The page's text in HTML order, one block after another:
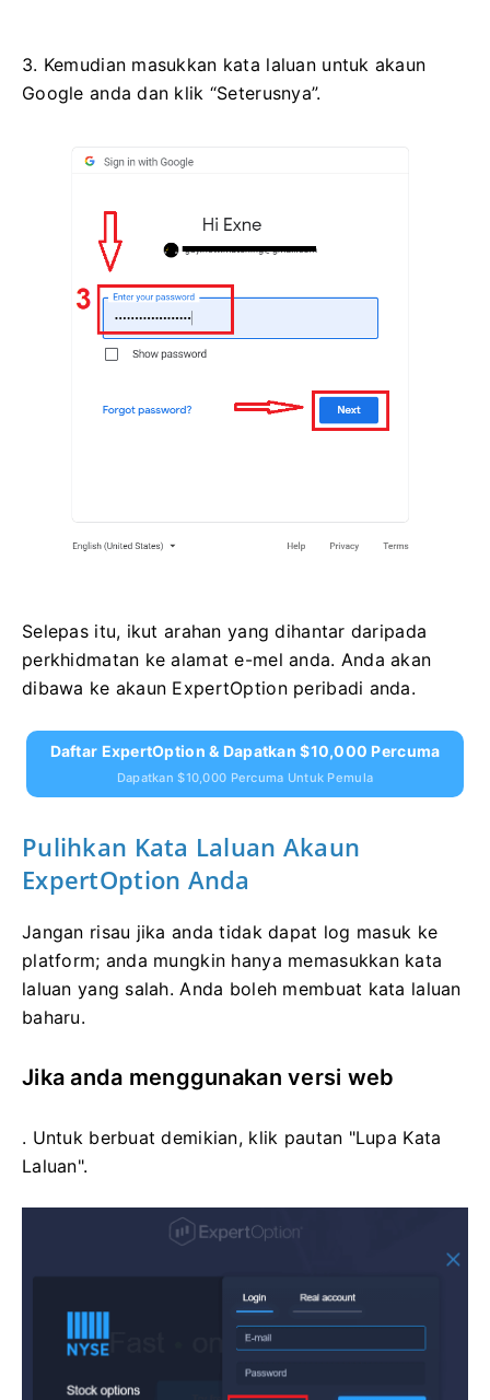
3. Kemudian masukkan kata laluan untuk akaun
Google anda dan klik “Seterusnya”.
Selepas itu, ikut arahan yang dihantar daripada
perkhidmatan ke alamat e-mel anda. Anda akan
dibawa ke akaun ExpertOption peribadi anda.
Daftar ExpertOption & Dapatkan $10,000 Percuma
Dapatkan $10,000 Percuma Untuk Pemula
Pulihkan Kata Laluan Akaun
ExpertOption Anda
Jangan risau jika anda tidak dapat log masuk ke
platform; anda mungkin hanya memasukkan kata
laluan yang salah. Anda boleh membuat kata laluan
baharu.
Jika anda menggunakan versi web
. Untuk berbuat demikian, klik pautan "Lupa Kata
Laluan".